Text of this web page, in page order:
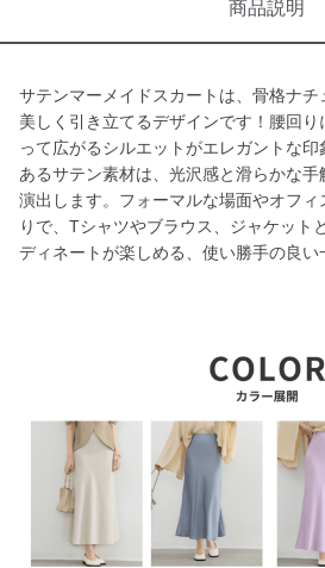
商品説明
サテンマーメイドスカートは、骨格ナ
美しく引き立てるデザインです！腰回
って広がるシルエットがエレガントな
あるサテン素材は、光沢感と滑らかな
演出します。フォーマルな場面やオフィ
りで、Tシャツやブラウス、ジャケット
ディネートが楽しめる、使い勝手の良い